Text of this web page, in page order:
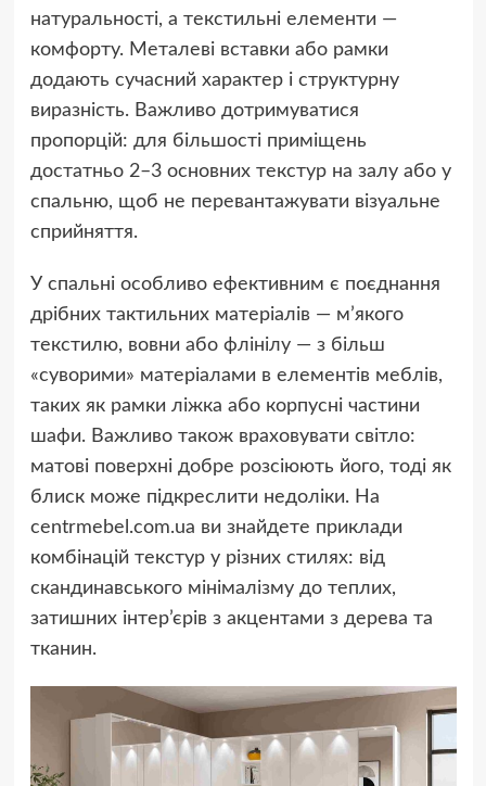
натуральності, а текстильні елементи —
комфорту. Металеві вставки або рамки
додають сучасний характер і структурну
виразність. Важливо дотримуватися
пропорцій: для більшості приміщень
достатньо 2–3 основних текстур на залу або у
спальню, щоб не перевантажувати візуальне
сприйняття.
У спальні особливо ефективним є поєднання
дрібних тактильних матеріалів — м’якого
текстилю, вовни або флінілу — з більш
«суворими» матеріалами в елементів меблів,
таких як рамки ліжка або корпусні частини
шафи. Важливо також враховувати світло:
матові поверхні добре розсіюють його, тоді як
блиск може підкреслити недоліки. На
centrmebel.com.ua ви знайдете приклади
комбінацій текстур у різних стилях: від
скандинавського мінімалізму до теплих,
затишних інтер’єрів з акцентами з дерева та
тканин.